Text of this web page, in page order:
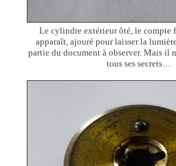
Le cylindre extérieur ôté, le compte
apparaît, ajouré pour laisser la
partie du document à observer. Mais il
tous ses secrets…